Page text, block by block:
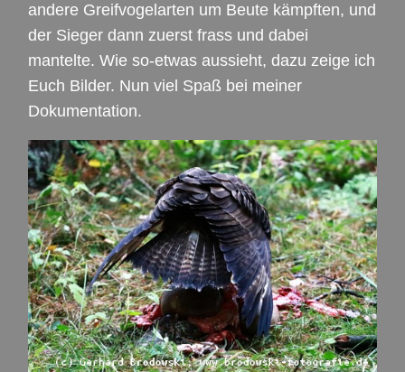
andere Greifvogelarten um Beute kämpften, und
der Sieger dann zuerst frass und dabei
mantelte. Wie so-etwas aussieht, dazu zeige ich
Euch Bilder. Nun viel Spaß bei meiner
Dokumentation.